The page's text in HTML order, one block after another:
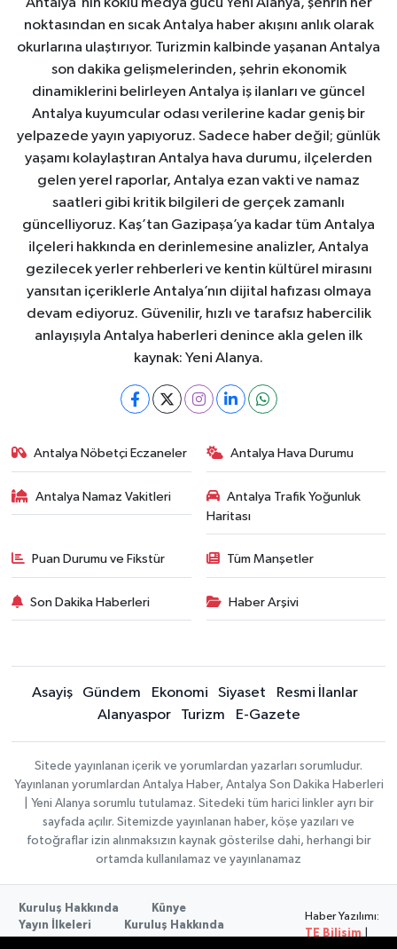
Antalya'nın köklü medya gücü Yeni Alanya, şehrin her
noktasından en sıcak Antalya haber akışını anlık olarak
okurlarına ulaştırıyor. Turizmin kalbinde yaşanan Antalya
son dakika gelişmelerinden, şehrin ekonomik
dinamiklerini belirleyen Antalya iş ilanları ve güncel
Antalya kuyumcular odası verilerine kadar geniş bir
yelpazede yayın yapıyoruz. Sadece haber değil; günlük
yaşamı kolaylaştıran Antalya hava durumu, ilçelerden
gelen yerel raporlar, Antalya ezan vakti ve namaz
saatleri gibi kritik bilgileri de gerçek zamanlı
güncelliyoruz. Kaş’tan Gazipaşa’ya kadar tüm Antalya
ilçeleri hakkında en derinlemesine analizler, Antalya
gezilecek yerler rehberleri ve kentin kültürel mirasını
yansıtan içeriklerle Antalya’nın dijital hafızası olmaya
devam ediyoruz. Güvenilir, hızlı ve tarafsız habercilik
anlayışıyla Antalya haberleri denince akla gelen ilk
kaynak: Yeni Alanya.
Antalya Nöbetçi Eczaneler Antalya Hava Durumu
Antalya Namaz Vakitleri
Antalya Trafik Yoğunluk
Haritası
Puan Durumu ve Fikstür Tüm Manşetler
Son Dakika Haberleri Haber Arşivi
Asayiş Gündem Ekonomi Siyaset
Resmi İlanlar
Alanyaspor
Turizm E-Gazete
Sitede yayınlanan içerik ve yorumlardan yazarları sorumludur.
Yayınlanan yorumlardan Antalya Haber, Antalya Son Dakika Haberleri
| Yeni Alanya sorumlu tutulamaz. Sitedeki tüm harici linkler ayrı bir
sayfada açılır. Sitemizde yayınlanan haber, köşe yazıları ve
fotoğraflar izin alınmaksızın kaynak gösterilse dahi, herhangi bir
ortamda kullanılamaz ve yayınlanamaz
Kuruluş Hakkında
Künye
Yayın İlkeleri
Kuruluş Hakkında
Haber Yazılımı:
TE Bilişim